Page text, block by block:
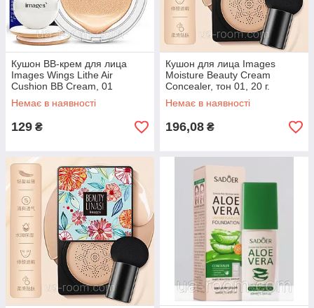
Кушон BB-крем для лица
Images Wings Lithe Air
Cushion BB Cream, 01
Natural, 15 г.
Немає в наявності
129 ₴
Кушон для лица Images
Moisture Beauty Cream
Concealer, тон 01, 20 г.
Немає в наявності
196,08 ₴